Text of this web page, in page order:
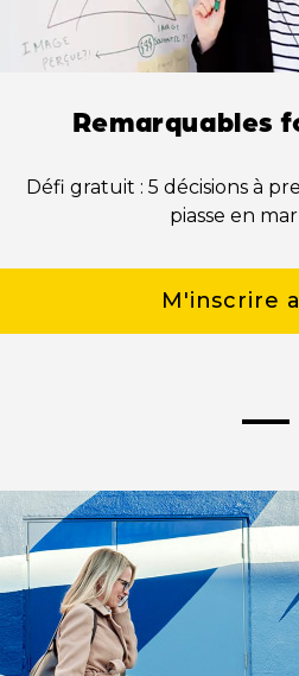
Remarquables
Défi gratuit : 5 décisions à
piasse en
M'inscrire